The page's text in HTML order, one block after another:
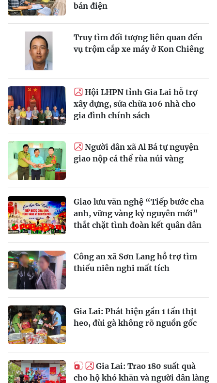
bán điện
Truy tìm đối tượng liên quan đến
vụ trộm cắp xe máy ở Kon Chiêng
Hội LHPN tỉnh Gia Lai hỗ trợ
xây dựng, sửa chữa 106 nhà cho
gia đình chính sách
Người dân xã Al Bá tự nguyện
giao nộp cá thể rùa núi vàng
Giao lưu văn nghệ “Tiếp bước cha
anh, vững vàng kỷ nguyên mới”
thắt chặt tình đoàn kết quân dân
Công an xã Sơn Lang hỗ trợ tìm
thiếu niên nghi mất tích
Gia Lai: Phát hiện gần 1 tấn thịt
heo, đùi gà không rõ nguồn gốc
Gia Lai: Trao 180 suất quà
cho hộ khó khăn và người dân làng